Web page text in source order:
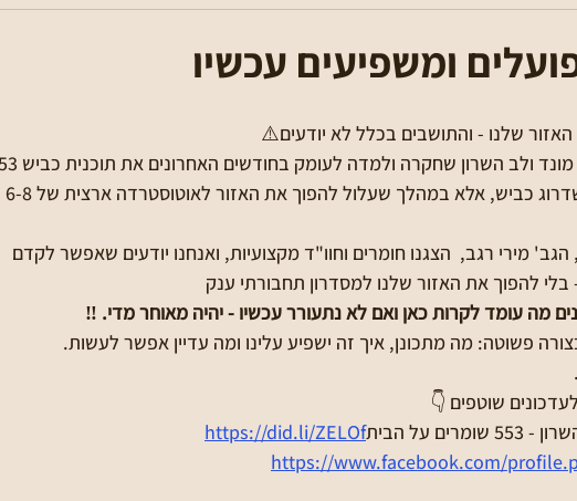
מירי רגב,  הצגנו חומרים וחוו"ד מקצועיות, ואנחנו יודעים שאפשר לקדם
להפוך את האזור שלנו למסדרון תחבורתי ענק
מה עומד לקרות כאן ואם לא נתעורר עכשיו - יהיה מאוחר מדי. ‼️
פשוטה: מה מתכונן, איך זה ישפיע עלינו ומה עדיין אפשר לעשות.
שוטפים 👇
https://www.facebook.com/